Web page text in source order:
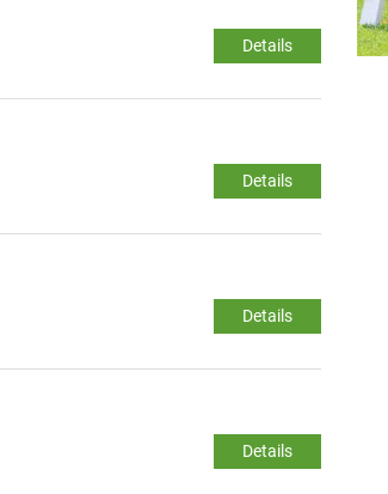
Details
Details
Details
Details